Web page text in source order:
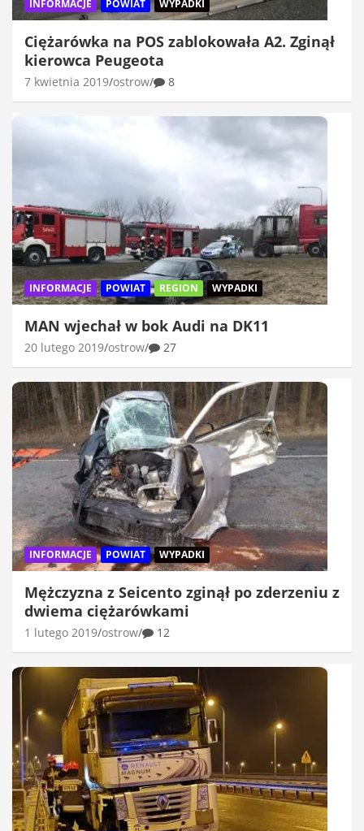
INFORMACJE POWIAT WYPADKI
Ciężarówka na POS zablokowała A2. Zginął
kierowca Peugeota
7 kwietnia 2019 ostrow 8
INFORMACJE POWIAT REGION WYPADKI
MAN wjechał w bok Audi na DK11
20 lutego 2019 ostrow 27
INFORMACJE POWIAT WYPADKI
Mężczyzna z Seicento zginął po zderzeniu z
dwiema ciężarówkami
1 lutego 2019 ostrow 12